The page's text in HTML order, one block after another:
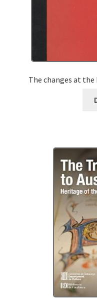
The changes at